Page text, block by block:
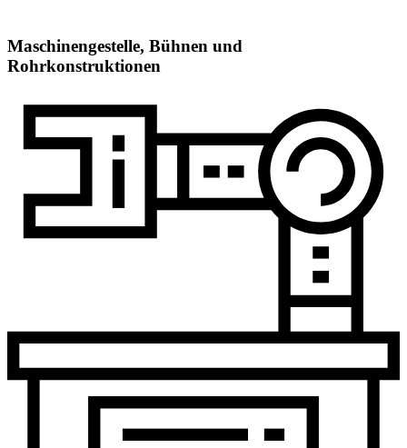
Maschinengestelle, Bühnen und
Rohrkonstruktionen